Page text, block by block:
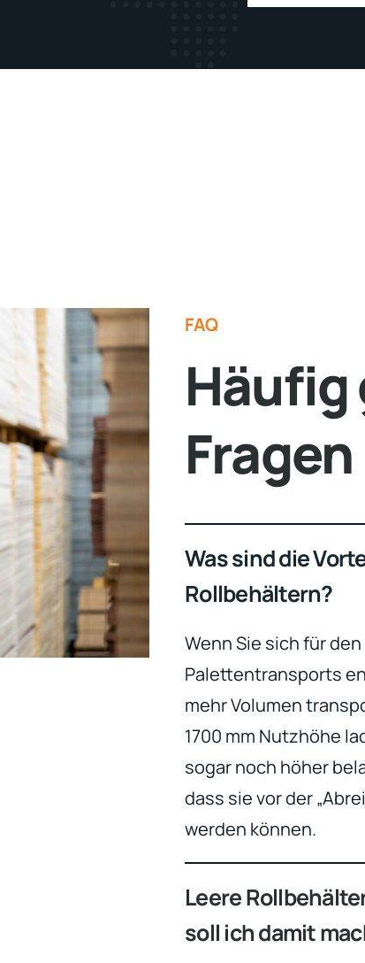
FAQ
Fragen
Was sind die
Rollbehältern?
Wenn Sie sich für
Palettentransports
mehr Volumen
1700 mm Nutzhöhe
sogar noch höher
dass sie vor der
werden können.
Leere
soll ich damit